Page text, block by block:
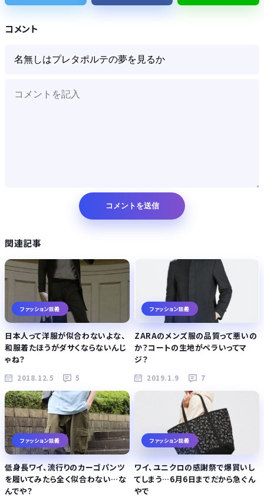
Powered by livedoor 相互RSS
コメント
関連記事
ファッション談義
日本人って洋服が似合わないよな、
和服着たほうがダサくならないんじ
ゃね？
2018.12.5 5
ファッション談義
ZARAのメンズ服の品質って悪いの
か？コートの生地がペラいってマ
ジ？
2019.1.9 7
ファッション談義
低身長ワイ、流行りのカーゴパンツ
を履いてみたら全く似合わない…な
んでや？
ファッション談義
ワイ、ユニクロの感謝祭で爆買いし
てしまう…6月6日までだから急ぐん
やで